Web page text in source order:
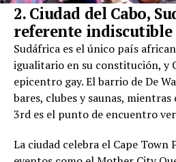
2. Ciudad del Cabo,
referente indiscutible
Sudáfrica es el único país
igualitario en su constitución, y
epicentro gay. El barrio de De
bares, clubes y saunas,
3rd es el punto de encuentro
La ciudad celebra el Cape Town